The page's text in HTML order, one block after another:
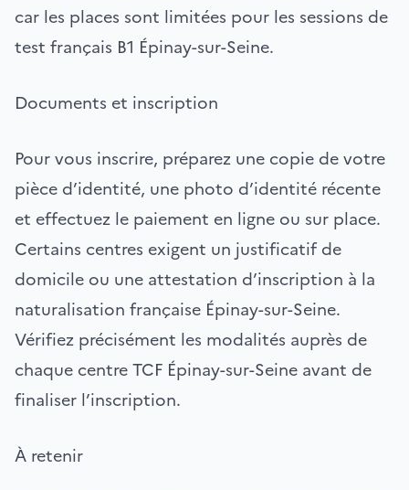
car les places sont limitées pour les sessions de
test français B1 Épinay-sur-Seine.
Documents et inscription
Pour vous inscrire, préparez une copie de votre
pièce d’identité, une photo d’identité récente
et effectuez le paiement en ligne ou sur place.
Certains centres exigent un justificatif de
domicile ou une attestation d’inscription à la
naturalisation française Épinay-sur-Seine.
Vérifiez précisément les modalités auprès de
chaque centre TCF Épinay-sur-Seine avant de
finaliser l’inscription.
À retenir